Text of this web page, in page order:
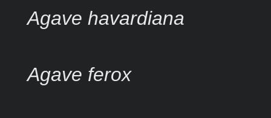
Agave havardiana
Agave ferox